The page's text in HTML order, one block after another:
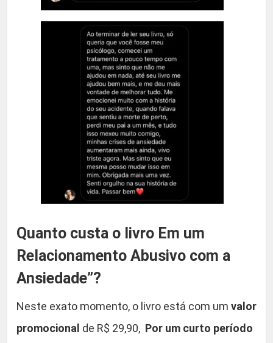
Quanto custa o livro Em um
Relacionamento Abusivo com a
Ansiedade”?
Neste exato momento, o livro está com um valor
promocional de R$ 29,90, Por um curto período